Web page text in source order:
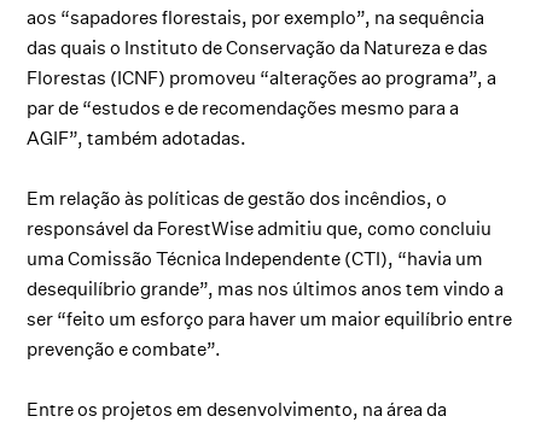
aos “sapadores florestais, por exemplo”, na sequência
das quais o Instituto de Conservação da Natureza e das
Florestas (ICNF) promoveu “alterações ao programa”, a
par de “estudos e de recomendações mesmo para a
AGIF”, também adotadas.
Em relação às políticas de gestão dos incêndios, o
responsável da ForestWise admitiu que, como concluiu
uma Comissão Técnica Independente (CTI), “havia um
desequilíbrio grande”, mas nos últimos anos tem vindo a
ser “feito um esforço para haver um maior equilíbrio entre
prevenção e combate”.
Entre os projetos em desenvolvimento, na área da